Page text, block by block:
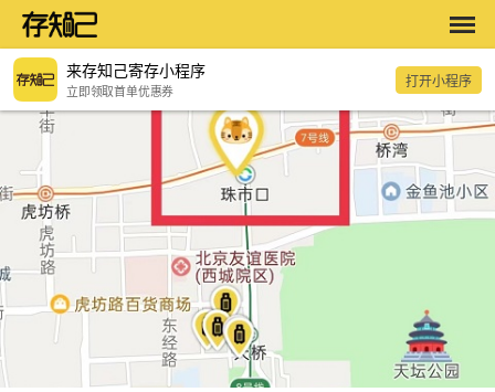
来存知己寄存小程序
立即领取首单优惠券
打开小程序